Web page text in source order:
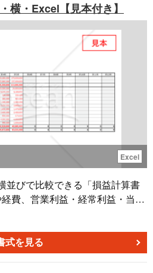
細かい単位で集計を始める会
いです。アップロード者自身が
指導しながら社内導入をしま
ば、条件などにより導入のコン
す。
横・Excel【見本付き】
Excel
並びで比較できる「損益計算書
経費、営業利益・経常利益・当期
データを年度単位で体系的に記
に経営分析を進められる便利な
（P/L）とは
式を見る